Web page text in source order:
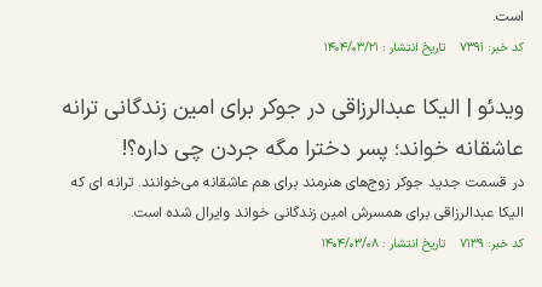
است.
کد خبر: ۷۳۹۱ تاریخ انتشار : ۱۴۰۴/۰۳/۲۱
ویدئو | الیکا عبدالرزاقی در جوکر برای امین زندگانی ترانه
عاشقانه خواند؛ پسر دخترا مگه جردن چی داره؟!
در قسمت جدید جوکر زوج‌های هنرمند برای هم عاشقانه می‌خوانند. ترانه ای که
الیکا عبدالرزاقی برای همسرش امین زندگانی خواند وایرال شده است.
کد خبر: ۷۱۳۹ تاریخ انتشار : ۱۴۰۴/۰۳/۰۸